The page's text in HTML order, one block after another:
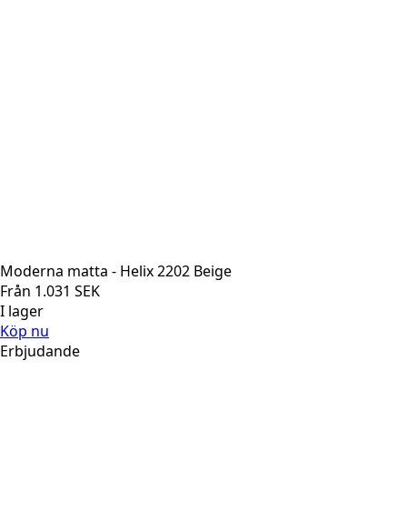
Moderna matta - Helix 2202 Beige
Från 1.031 SEK
I lager
Köp nu
Erbjudande